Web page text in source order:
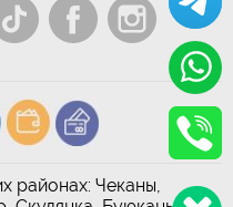
районах: Чеканы,